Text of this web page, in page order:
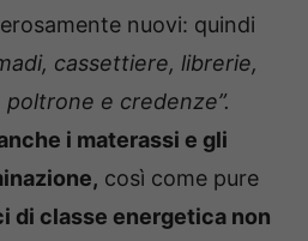
nuovi: quindi
cassettiere, librerie,
e credenze”.
i materassi e gli
così come pure
di classe energetica non